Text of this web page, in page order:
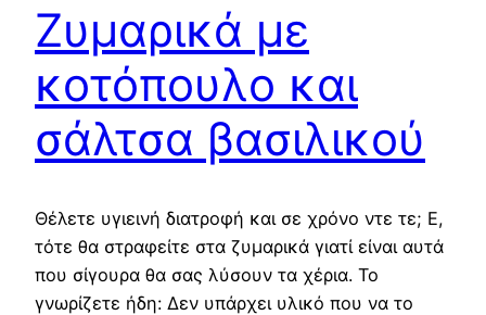
Ζυμαρικά με
κοτόπουλο και
σάλτσα βασιλικού
Θέλετε υγιεινή διατροφή και σε χρόνο ντε τε; Ε,
τότε θα στραφείτε στα ζυμαρικά γιατί είναι αυτά
που σίγουρα θα σας λύσουν τα χέρια. Το
γνωρίζετε ήδη: Δεν υπάρχει υλικό που να το